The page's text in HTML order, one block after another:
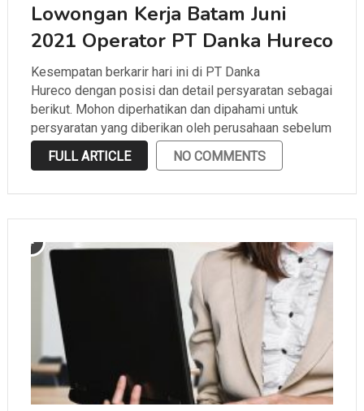
Lowongan Kerja Batam Juni
2021 Operator PT Danka Hureco
Kesempatan berkarir hari ini di PT Danka
Hureco dengan posisi dan detail persyaratan sebagai
berikut. Mohon diperhatikan dan dipahami untuk
persyaratan yang diberikan oleh perusahaan sebelum
melamar.
FULL ARTICLE NO COMMENTS